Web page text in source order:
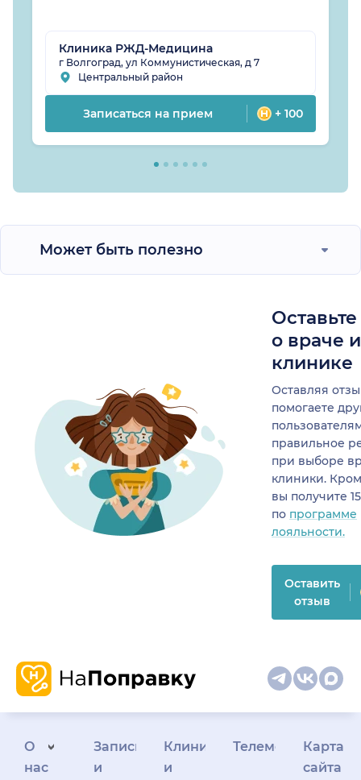
Клиника РЖД-Медицина
г Волгоград, ул Коммунистическая, д 7
Центральный район
Записаться на прием + 100
Может быть полезно
о враче
клинике
Оставляя
помогаете
правильное
при выборе
клиники.
вы получите
по программе
лояльности.
Оставить
отзыв
О
нас
Запись
и
Клиникам
и
Телемедицина
Карта
сайта